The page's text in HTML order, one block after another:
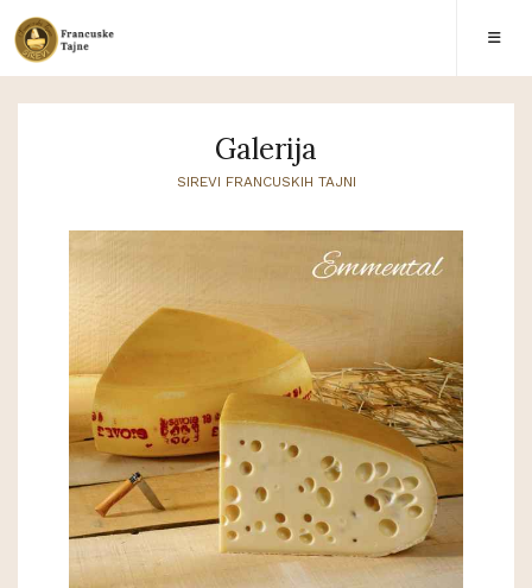
Galerija
SIREVI FRANCUSKIH TAJNI